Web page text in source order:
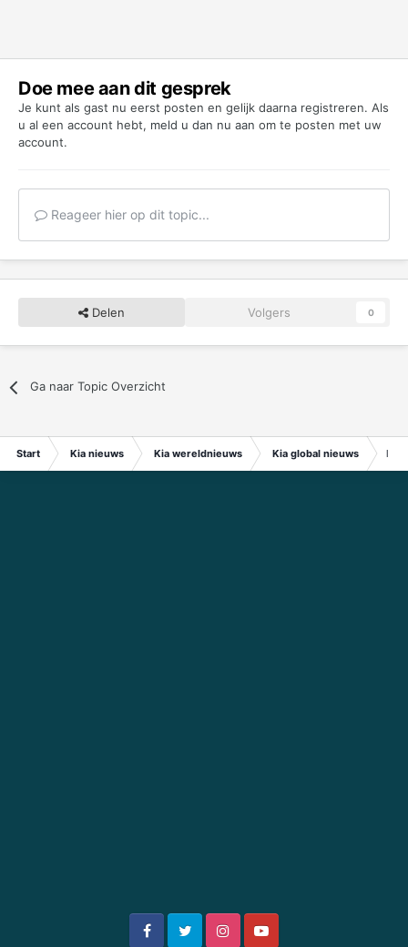
Doe mee aan dit gesprek
Je kunt als gast nu eerst posten en gelijk daarna registreren. Als
u al een account hebt, meld u dan nu aan om te posten met uw
account.
Reageer hier op dit topic...
Delen Volgers 0
Ga naar Topic Overzicht
Start Kia nieuws Kia wereldnieuws Kia global nieuws